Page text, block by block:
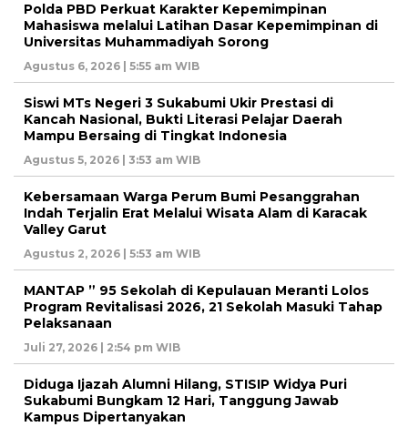
Polda PBD Perkuat Karakter Kepemimpinan
Mahasiswa melalui Latihan Dasar Kepemimpinan di
Universitas Muhammadiyah Sorong
Agustus 6, 2026 | 5:55 am WIB
Siswi MTs Negeri 3 Sukabumi Ukir Prestasi di
Kancah Nasional, Bukti Literasi Pelajar Daerah
Mampu Bersaing di Tingkat Indonesia
Agustus 5, 2026 | 3:53 am WIB
Kebersamaan Warga Perum Bumi Pesanggrahan
Indah Terjalin Erat Melalui Wisata Alam di Karacak
Valley Garut
Agustus 2, 2026 | 5:53 am WIB
MANTAP ” 95 Sekolah di Kepulauan Meranti Lolos
Program Revitalisasi 2026, 21 Sekolah Masuki Tahap
Pelaksanaan
Juli 27, 2026 | 2:54 pm WIB
Diduga Ijazah Alumni Hilang, STISIP Widya Puri
Sukabumi Bungkam 12 Hari, Tanggung Jawab
Kampus Dipertanyakan